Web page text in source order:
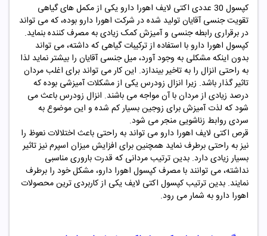
کپسول 30 عددی اکتی لایف اهورا دارو یکی از مکمل های گیاهی
تقویت جنسی آقایان تولید شده در شرکت اهورا دارو بوده، که می تواند
در برقراری رابطه جنسی و آمیزش کمک زیادی به مصرف کننده بنماید.
کپسول اهورا دارو با استفاده از ترکیبات گیاهی که داشته، می تواند
بدون اینکه مشکلی به وجود آورد، میل جنسی آقایان را بیشتر نماید لذا
به راحتی انزال را به تاخیر بیندازد. این کار می تواند برای اغلب مردان
تاثیر گذار باشد. زیرا انزال زودرس یکی از مشکلات آمیزشی بوده که
درصد زیادی از مردان با آن مواجه می باشند. انزال زودرس باعث می
شود که لذت آمیزش برای زوجین بسیار کم شده و این موضوع به
سردی روابط زناشویی منجر می شود.
قرص اکتی لایف اهورا دارو می تواند به راحتی باعث اختلالات نعوظ را
نیز به راحتی برطرف نماید همچنین برای افزایش میزان اسپرم نیز تاثیر
بسیار زیادی دارد. بدین ترتیب مردانی که قدرت باروری مناسبی
نداشته، می توانند با مصرف کپسول اهورا دارو، مشکل خود را برطرف
نمایند. بدین ترتیب کپسول اکتی لایف یکی از کاربردی ترین محصولات
اهورا دارو به شمار می رود.